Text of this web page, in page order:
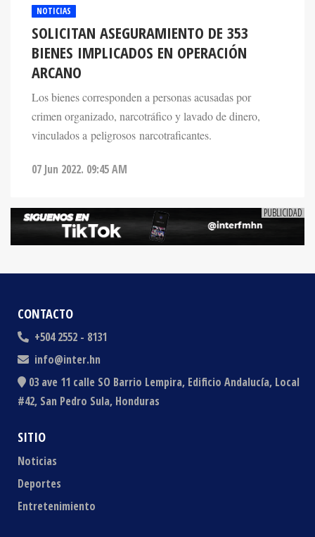
SOLICITAN ASEGURAMIENTO DE 353
BIENES IMPLICADOS EN OPERACIÓN
ARCANO
Los bienes corresponden a personas acusadas por
crimen organizado, narcotráfico y lavado de dinero,
vinculados a peligrosos narcotraficantes.
CONTACTO
+504 2552 - 8131
info@inter.hn
03 ave 11 calle SO Barrio Lempira, Edificio Andalucía, Local
#42, San Pedro Sula, Honduras
SITIO
Noticias
Deportes
Entretenimiento